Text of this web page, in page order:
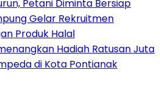
Petani Diminta Bersiap
Gelar Rekruitmen
Produk Halal
Hadiah Ratusan Juta
di Kota Pontianak